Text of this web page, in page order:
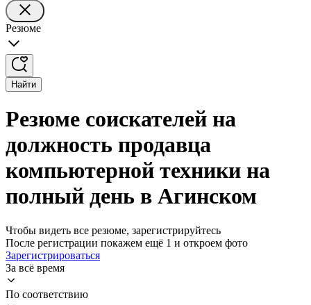
Резюме
Найти
Резюме соискателей на
должность продавца
компьютерной техники на
полный день в Агинском
Чтобы видеть все резюме, зарегистрируйтесь
После регистрации покажем ещё 1 и откроем фото
Зарегистрироваться
За всё время
По соответствию